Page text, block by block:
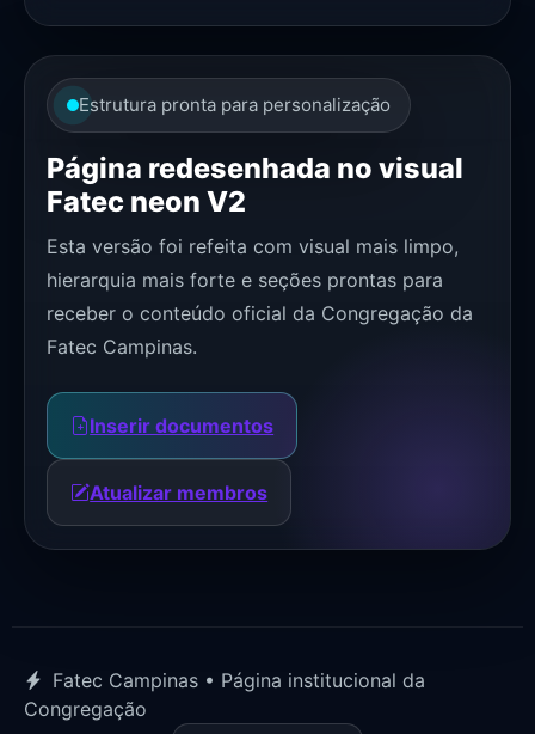
Estrutura pronta para personalização
Página redesenhada no visual
Fatec neon V2
Esta versão foi refeita com visual mais limpo,
hierarquia mais forte e seções prontas para
receber o conteúdo oficial da Congregação da
Fatec Campinas.
Inserir documentos
Atualizar membros
Fatec Campinas • Página institucional da
Congregação